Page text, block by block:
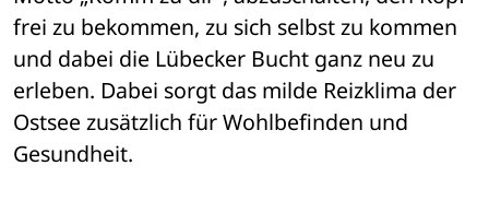
frei zu bekommen, zu sich selbst zu kommen
und dabei die Lübecker Bucht ganz neu zu
erleben. Dabei sorgt das milde Reizklima der
Ostsee zusätzlich für Wohlbefinden und
Gesundheit.